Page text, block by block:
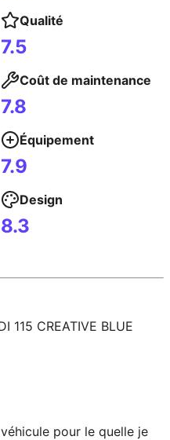
Qualité
7.5
Coût de maintenance
7.8
Équipement
7.9
Design
8.3
115 CREATIVE BLUE
véhicule pour le quelle je